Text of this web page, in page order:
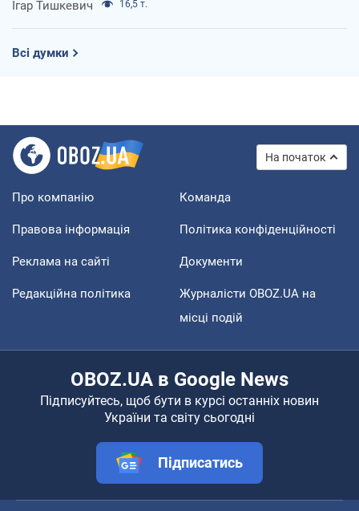
Ігар Тишкевич 16,5 т.
Всі думки
На початок
Про компанію Команда
Правова інформація Політика конфіденційності
Реклама на сайті Документи
Редакційна політика
Журналісти OBOZ.UA на
місці подій
OBOZ.UA в Google News
Підписуйтесь, щоб бути в курсі останніх новин
України та світу сьогодні
Підписатись